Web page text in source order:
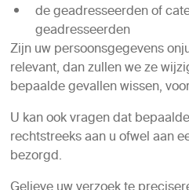
de geadresseerden of
geadresseerden
Zijn uw persoonsgegevens
relevant, dan zullen we ze
bepaalde gevallen wissen,
U kan ook vragen dat
rechtstreeks aan u ofwel aan
bezorgd.